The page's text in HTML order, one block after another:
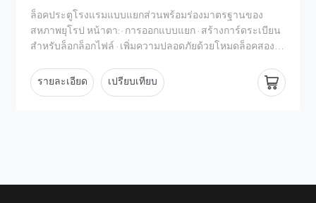
ล็อคประตูโรงแรมแบบแยกส่วนพร้อมร่องมาตรฐานของ
สหภาพยุโรป หน้าตา: · การออกแบบแยก · สร้างการ์ดระเบียน
สําหรับล็อกล็อกไฟล์ · เพิ่มความปลอดภัยด้วยโหมดล็อคสอง
Mhz ขั้นสูง · ซอฟต์แวร์การจัดการล็อคโรงแรมระดับมืออาชีพ
และฟรี
รายละเอียด เปรียบเทียบ